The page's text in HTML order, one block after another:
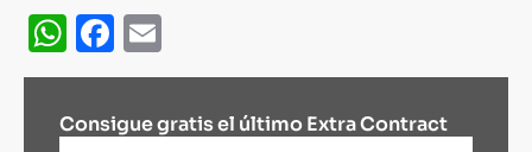
WhatsApp
Facebook
Consigue gratis el último Extra Contract